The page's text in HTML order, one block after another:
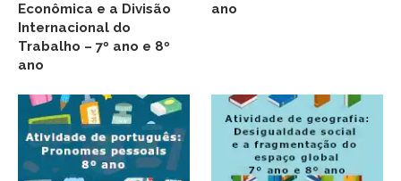
Econômica e a Divisão
Internacional do
Trabalho – 7º ano e 8º
ano
ano